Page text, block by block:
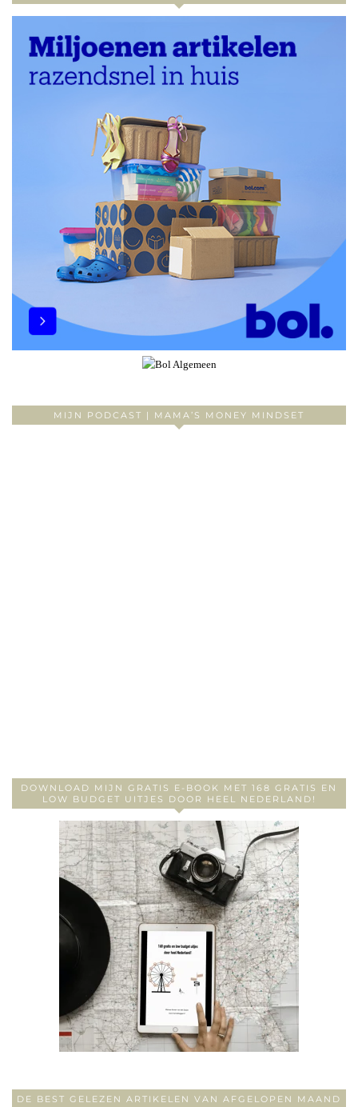
MIJN PODCAST | MAMA’S MONEY MINDSET
DOWNLOAD MIJN GRATIS E-BOOK MET 168 GRATIS EN
LOW BUDGET UITJES DOOR HEEL NEDERLAND!
DE BEST GELEZEN ARTIKELEN VAN AFGELOPEN MAAND